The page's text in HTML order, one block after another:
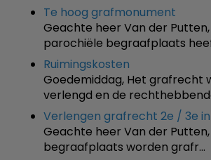
Te hoog grafmonument
Geachte heer Van der
parochiële begraafplaats
Ruimingskosten
Goedemiddag, Het grafrecht
verlengd en de
Verlengen grafrecht 2e / 3e
Geachte heer Van der Putten,
begraafplaats worden grafr…